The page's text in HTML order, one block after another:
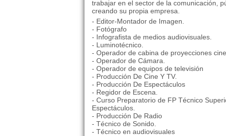
trabajar en el sector de la comunicación,
creando su propia empresa.
- Editor-Montador de Imagen.
- Fotógrafo
- Infografista de medios audiovisuales.
- Luminotécnico.
- Operador de cabina de proyecciones
- Operador de Cámara.
- Operador de equipos de televisión
- Producción De Cine Y TV.
- Producción De Espectáculos
- Regidor de Escena.
- Curso Preparatorio de FP Técnico
Espectáculos.
- Producción De Radio
- Técnico de Sonido.
- Técnico en audiovisuales